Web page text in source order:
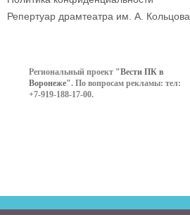
Репертуар драмтеатра им. А. Кольцова
Региональный проект "Вести ПК в
Воронеже". По вопросам рекламы: тел:
+7-919-188-17-00.